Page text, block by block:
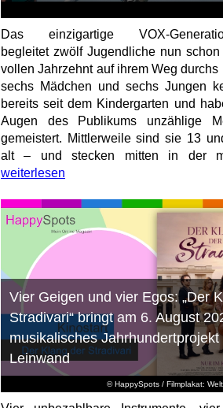
Das einzigartige VOX-
begleitet zwölf Jugendliche nun
vollen Jahrzehnt auf ihrem Weg durchs
sechs Mädchen und sechs Jungen
bereits seit dem Kindergarten und
Augen des Publikums unzählige
gemeistert. Mittlerweile sind sie 13
alt – und stecken mitten in der
weiterlesen
© HappySpots / Filmplakat:
Vier Geigen und vier Egos: „Der
Stradivari“ bringt am 6. August
musikalisches Jahrhundertprojekt
Leinwand